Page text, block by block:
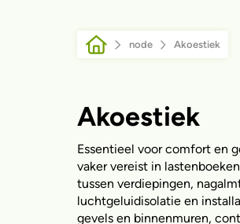
Ścieżka
node Akoestiek
Akoestiek
Essentieel voor comfort en
vaker vereist in
tussen verdiepingen,
luchtgeluidisolatie en
gevels en binnenmuren,